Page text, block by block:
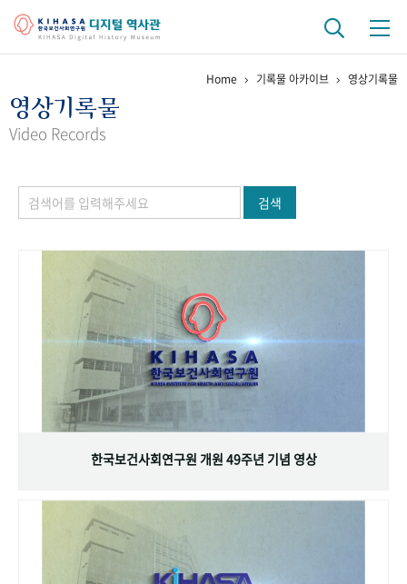
걸어온 길 기관 변천사
정책과 연구 키워드로 보는 연구 역사
연구자들
기록물 아카이브
사진 아카이브 문서 기록물 행정박물 영상 기록물
주년 기념
성과 50선 숫자로 보는 50년
VR 역사관
Home 기록물 아카이브 영상기록물
영상기록물
Video Records
검색
한국보건사회연구원 개원 49주년 기념 영상